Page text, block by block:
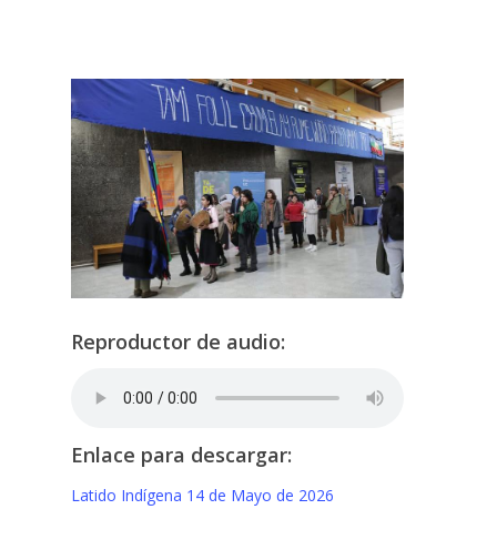
Reproductor de audio:
Enlace para descargar:
Latido Indígena 14 de Mayo de 2026